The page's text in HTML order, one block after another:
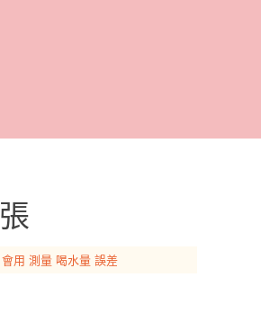
會用 測量 喝水量 誤差